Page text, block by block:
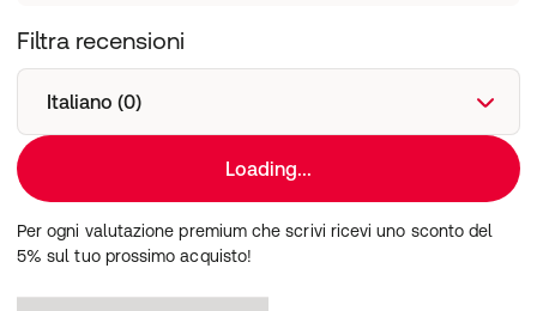
Filtra recensioni
Italiano (0)
Loading...
Per ogni valutazione premium che scrivi ricevi uno sconto del
5% sul tuo prossimo acquisto!